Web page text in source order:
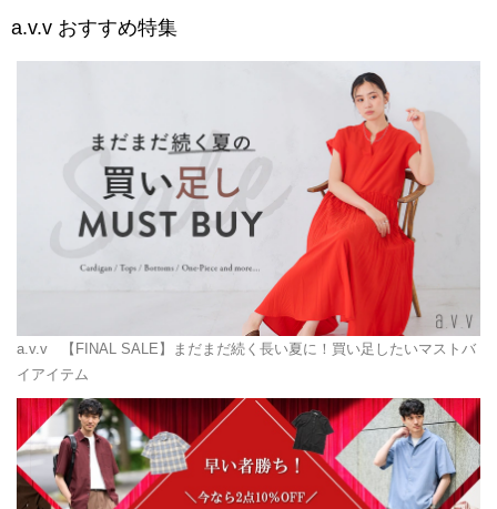
a.v.v おすすめ特集
a.v.v 【FINAL SALE】まだまだ続く長い夏に！買い足したいマストバ
イアイテム